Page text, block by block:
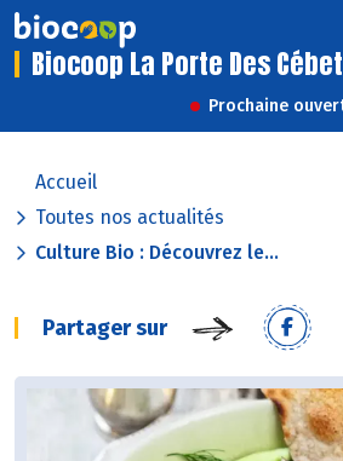
Biocoop La Porte Des
Prochaine
Accueil
Toutes nos actualités
Culture Bio : Découvrez le...
Partager sur